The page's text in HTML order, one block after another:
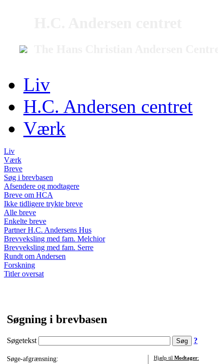
Liv
H.C. Andersen centret
Værk
Liv
Værk
Breve
Søg i brevbasen
Afsendere og modtagere
Breve om HCA
Ikke tidligere trykte breve
Alle breve
Enkelte breve
Partner H.C. Andersens Hus
Brevveksling med fam. Melchior
Brevveksling med fam. Serre
Rundt om Andersen
Forskning
Titler oversat
Søgning i brevbasen
Søgetekst ?
Søge-afgrænsning:
Hjælp til Modtager: